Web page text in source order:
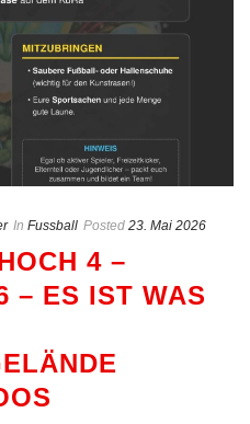
In Fussball Posted 23. Mai 2026
4 –
– ES IST WAS